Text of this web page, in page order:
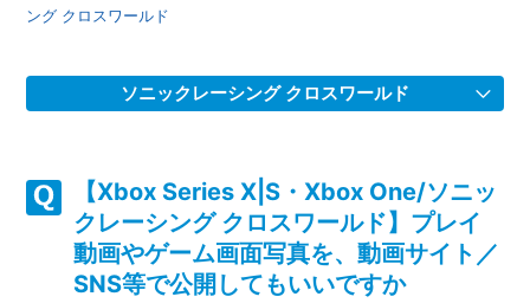
ング クロスワールド
ソニックレーシング クロスワールド
ワールド】スクワッドを組んでゲームが進行しない場合があ
ります
【Xbox Series X|S・Xbox One/ソニックレーシング クロス
ワールド】体験版はありますか
【Xbox Series X|S・Xbox One/ソニッ
クレーシング クロスワールド】プレイ
動画やゲーム画面写真を、動画サイト／
SNS等で公開してもいいですか